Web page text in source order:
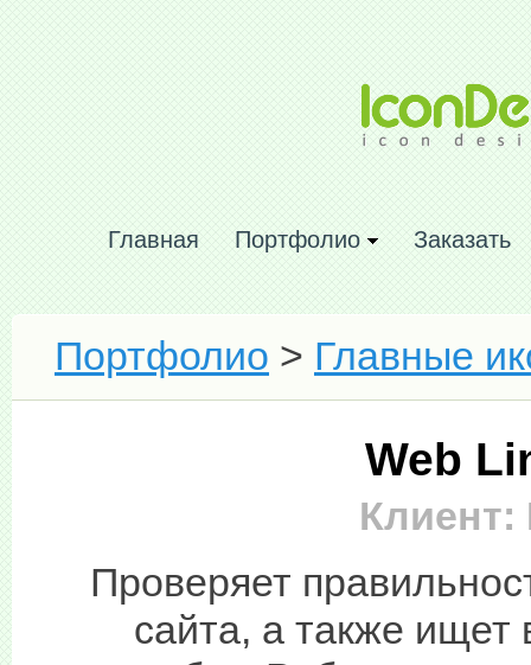
Главная Портфолио Заказать
Портфолио > Главные
Web
Клиент:
Проверяет
сайта, а также ищет